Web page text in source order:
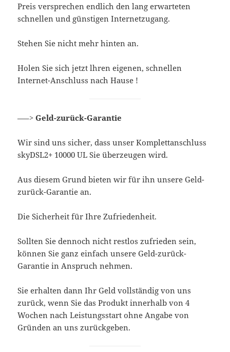
Preis versprechen endlich den lang erwarteten
schnellen und günstigen Internetzugang.
Stehen Sie nicht mehr hinten an.
Holen Sie sich jetzt lhren eigenen, schnellen
Internet-Anschluss nach Hause !
—–>Geld-zurück-Garantie
Wir sind uns sicher, dass unser Komplettanschluss
skyDSL2+ 10000 UL Sie überzeugen wird.
Aus diesem Grund bieten wir für ihn unsere Geld-
zurück-Garantie an.
Die Sicherheit für Ihre Zufriedenheit.
Sollten Sie dennoch nicht restlos zufrieden sein,
können Sie ganz einfach unsere Geld-zurück-
Garantie in Anspruch nehmen.
Sie erhalten dann Ihr Geld vollständig von uns
zurück, wenn Sie das Produkt innerhalb von 4
Wochen nach Leistungsstart ohne Angabe von
Gründen an uns zurückgeben.